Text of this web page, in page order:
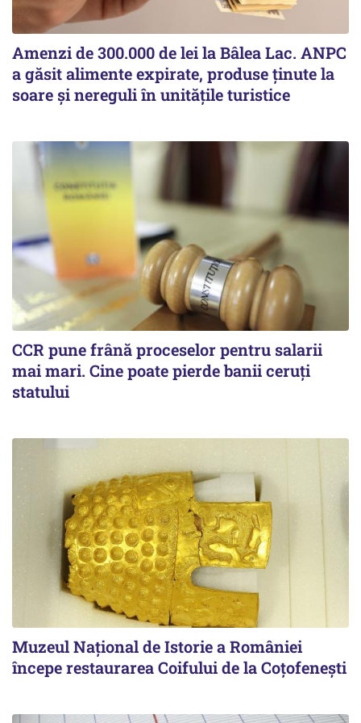
Amenzi de 300.000 de lei la Bâlea Lac. ANPC
a găsit alimente expirate, produse ținute la
soare și nereguli în unitățile turistice
CCR pune frână proceselor pentru salarii
mai mari. Cine poate pierde banii ceruți
statului
Muzeul Național de Istorie a României
începe restaurarea Coifului de la Coțofenești